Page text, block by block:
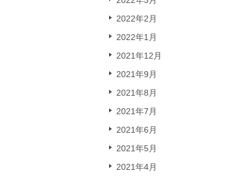
2022年2月
2022年1月
2021年12月
2021年9月
2021年8月
2021年7月
2021年6月
2021年5月
2021年4月